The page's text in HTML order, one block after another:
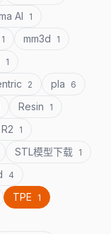
AI 1
1 mm3d 1
1
2 pla 6
Resin 1
1
STL模型下载 1
4
TPE 1